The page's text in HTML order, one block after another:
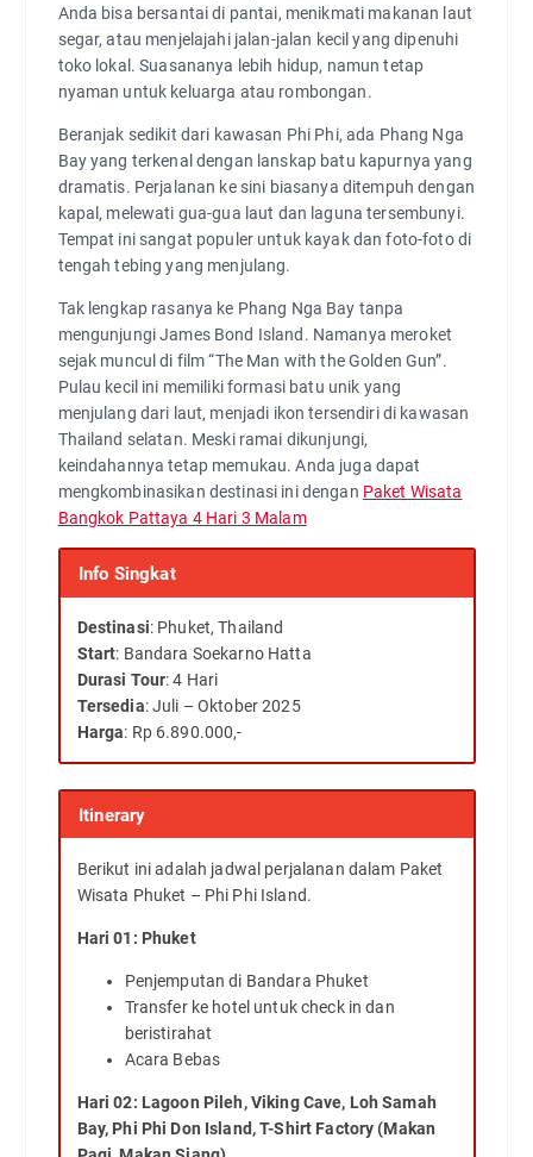
Anda bisa bersantai di pantai, menikmati makanan laut
segar, atau menjelajahi jalan-jalan kecil yang dipenuhi
toko lokal. Suasananya lebih hidup, namun tetap
nyaman untuk keluarga atau rombongan.
Beranjak sedikit dari kawasan Phi Phi, ada Phang Nga
Bay yang terkenal dengan lanskap batu kapurnya yang
dramatis. Perjalanan ke sini biasanya ditempuh dengan
kapal, melewati gua-gua laut dan laguna tersembunyi.
Tempat ini sangat populer untuk kayak dan foto-foto di
tengah tebing yang menjulang.
Tak lengkap rasanya ke Phang Nga Bay tanpa
mengunjungi James Bond Island. Namanya meroket
sejak muncul di film “The Man with the Golden Gun”.
Pulau kecil ini memiliki formasi batu unik yang
menjulang dari laut, menjadi ikon tersendiri di kawasan
Thailand selatan. Meski ramai dikunjungi,
keindahannya tetap memukau. Anda juga dapat
mengkombinasikan destinasi ini dengan Paket Wisata
Bangkok Pattaya 4 Hari 3 Malam
Info Singkat
Destinasi: Phuket, Thailand
Start: Bandara Soekarno Hatta
Durasi Tour: 4 Hari
Tersedia: Juli – Oktober 2025
Harga: Rp 6.890.000,-
Itinerary
Berikut ini adalah jadwal perjalanan dalam Paket
Wisata Phuket – Phi Phi Island.
Hari 01: Phuket
Penjemputan di Bandara Phuket
Transfer ke hotel untuk check in dan
beristirahat
Acara Bebas
Hari 02: Lagoon Pileh, Viking Cave, Loh Samah
Bay, Phi Phi Don Island, T-Shirt Factory (Makan